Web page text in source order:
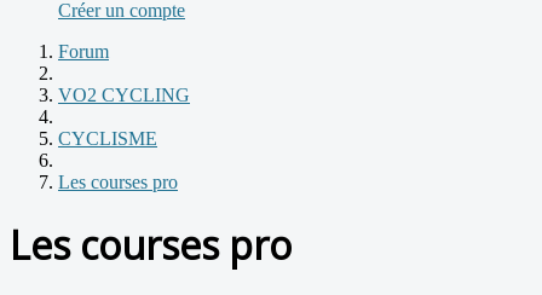
Créer un compte
Forum
VO2 CYCLING
CYCLISME
Les courses pro
Les courses pro